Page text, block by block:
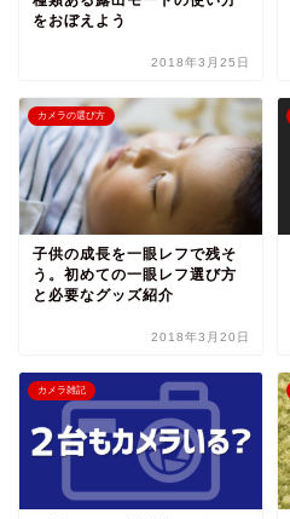
をおぼえよう
2018年3月25日
カメラの選び方
子供の成長を一眼レフで残そ
う。初めての一眼レフ選び方
と必要なグッズ紹介
2018年3月20日
カメラ雑記